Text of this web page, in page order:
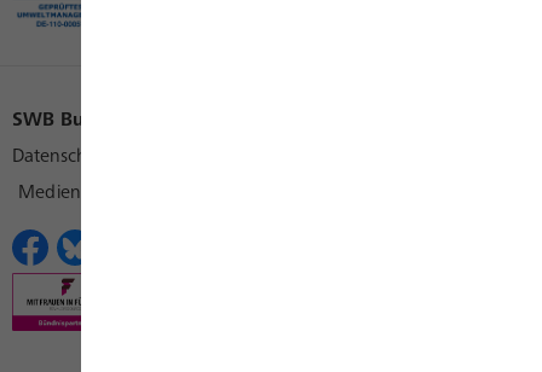
SWB Bus und Bahn
Datenschutz
Medienkontakt